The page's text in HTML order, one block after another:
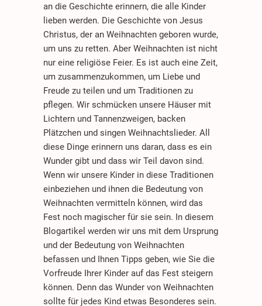
an die Geschichte erinnern, die alle Kinder
lieben werden. Die Geschichte von Jesus
Christus, der an Weihnachten geboren wurde,
um uns zu retten. Aber Weihnachten ist nicht
nur eine religiöse Feier. Es ist auch eine Zeit,
um zusammenzukommen, um Liebe und
Freude zu teilen und um Traditionen zu
pflegen. Wir schmücken unsere Häuser mit
Lichtern und Tannenzweigen, backen
Plätzchen und singen Weihnachtslieder. All
diese Dinge erinnern uns daran, dass es ein
Wunder gibt und dass wir Teil davon sind.
Wenn wir unsere Kinder in diese Traditionen
einbeziehen und ihnen die Bedeutung von
Weihnachten vermitteln können, wird das
Fest noch magischer für sie sein. In diesem
Blogartikel werden wir uns mit dem Ursprung
und der Bedeutung von Weihnachten
befassen und Ihnen Tipps geben, wie Sie die
Vorfreude Ihrer Kinder auf das Fest steigern
können. Denn das Wunder von Weihnachten
sollte für jedes Kind etwas Besonderes sein.